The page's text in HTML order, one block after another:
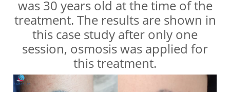
was 30 years old at the time of the
treatment. The results are shown in
this case study after only one
session, osmosis was applied for
this treatment.